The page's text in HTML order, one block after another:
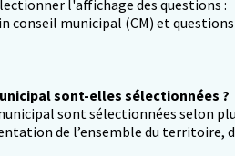
l'affichage des questions :
municipal (CM) et questions
sont-elles sélectionnées ?
sont sélectionnées selon
de l’ensemble du territoire,